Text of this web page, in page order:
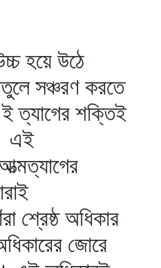
হয়ে উঠে
তুলে সঞ্চরণ করতে
ত্যাগের শক্তিই
এই
শ্রেষ্ঠ অধিকার
জোরে